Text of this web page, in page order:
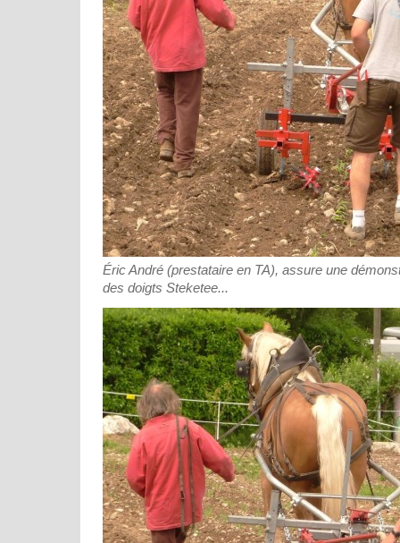
Éric André (prestataire en TA), assure une
des doigts Steketee...